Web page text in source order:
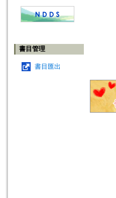
書目管理
書目匯出